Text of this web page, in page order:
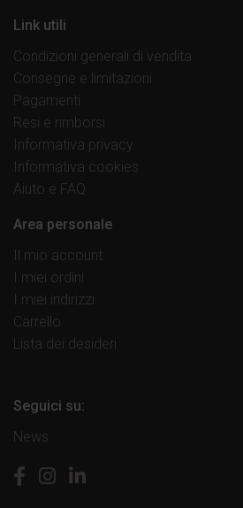
Link utili
Condizioni generali di vendita
Consegne e limitazioni
Pagamenti
Resi e rimborsi
Informativa privacy
Informativa cookies
Aiuto e FAQ
Area personale
Il mio account
I miei ordini
I miei indirizzi
Carrello
Lista dei desideri
Seguici su:
News